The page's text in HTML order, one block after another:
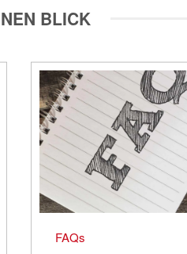
BLICK
FAQs